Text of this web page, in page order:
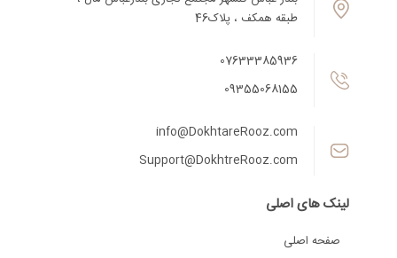
طبقه همکف ، پلاک46
07633385936
09355068155
info@DokhtareRooz.com
Support@DokhtreRooz.com
لینک های اصلی
صفحه اصلی